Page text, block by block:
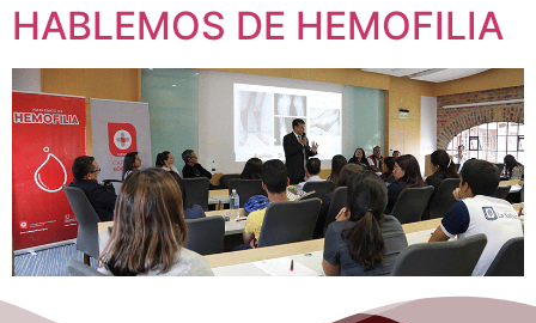
HABLEMOS DE HEMOFILIA